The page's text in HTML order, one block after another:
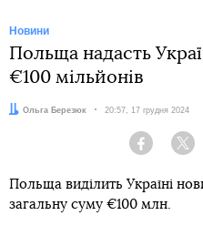
Новини
Польща надасть
€100 мільйонів
Автор:
Ольга Березюк Дата:
20:57, 17 грудня 2024
Facebook
Польща виділить Україні
загальну суму €100 млн.